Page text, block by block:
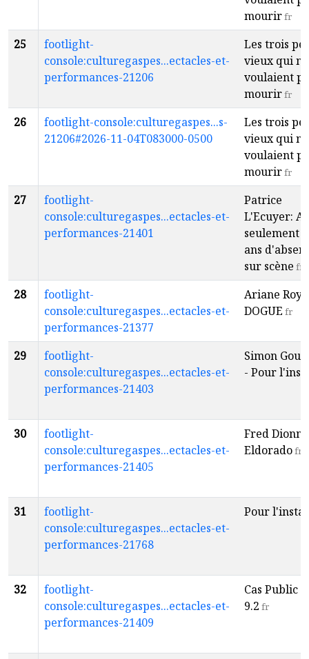
mourirfr
25
footlight-
console:culturegaspes...ectacles-et-
performances-21206
Les trois
vieux qui ne
voulaient
mourirfr
26
footlight-console:culturegaspes...s-
21206#2026-11-04T083000-0500
Les trois
vieux qui ne
voulaient
mourirfr
27
footlight-
console:culturegaspes...ectacles-et-
performances-21401
Patrice
L'Ecuyer:
seulement
ans
sur scène fr
28
footlight-
console:culturegaspes...ectacles-et-
performances-21377
Ariane Roy
DOGUE fr
29
footlight-
console:culturegaspes...ectacles-et-
performances-21403
Simon
- Pour
30
footlight-
console:culturegaspes...ectacles-et-
performances-21405
Fred
Eldoradofr
31
footlight-
console:culturegaspes...ectacles-et-
performances-21768
Pour
32
footlight-
console:culturegaspes...ectacles-et-
performances-21409
Cas Public -
9.2 fr